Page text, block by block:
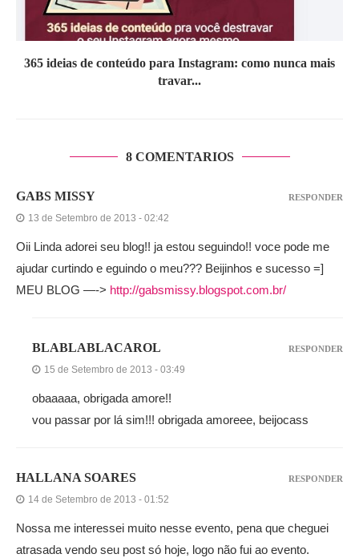
365 ideias de conteúdo para Instagram: como nunca mais
travar...
8 COMENTARIOS
GABS MISSY
13 de Setembro de 2013 - 02:42
Oii Linda adorei seu blog!! ja estou seguindo!! voce pode me
ajudar curtindo e eguindo o meu??? Beijinhos e sucesso =]
MEU BLOG —-> http://gabsmissy.blogspot.com.br/
RESPONDER
BLABLABLACAROL
15 de Setembro de 2013 - 03:49
obaaaaa, obrigada amore!!
vou passar por lá sim!!! obrigada amoreee, beijocass
RESPONDER
HALLANA SOARES
14 de Setembro de 2013 - 01:52
Nossa me interessei muito nesse evento, pena que cheguei
atrasada vendo seu post só hoje, logo não fui ao evento.
RESPONDER